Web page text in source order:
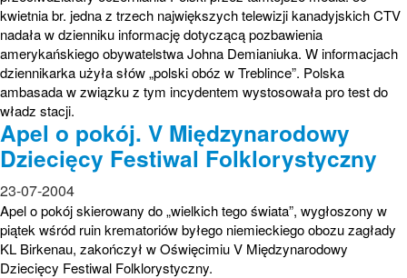
kwietnia br. jedna z trzech największych telewizji kanadyjskich CTV
nadała w dzienniku informację dotyczącą pozbawienia
amerykańskiego obywatelstwa Johna Demianiuka. W informacjach
dziennikarka użyła słów „polski obóz w Treblince”. Polska
ambasada w związku z tym incydentem wystosowała pro test do
władz stacji.
Apel o pokój. V Międzynarodowy
Dziecięcy Festiwal Folklorystyczny
23-07-2004
Apel o pokój skierowany do „wielkich tego świata”, wygłoszony w
piątek wśród ruin krematoriów byłego niemieckiego obozu zagłady
KL Birkenau, zakończył w Oświęcimiu V Międzynarodowy
Dziecięcy Festiwal Folklorystyczny.